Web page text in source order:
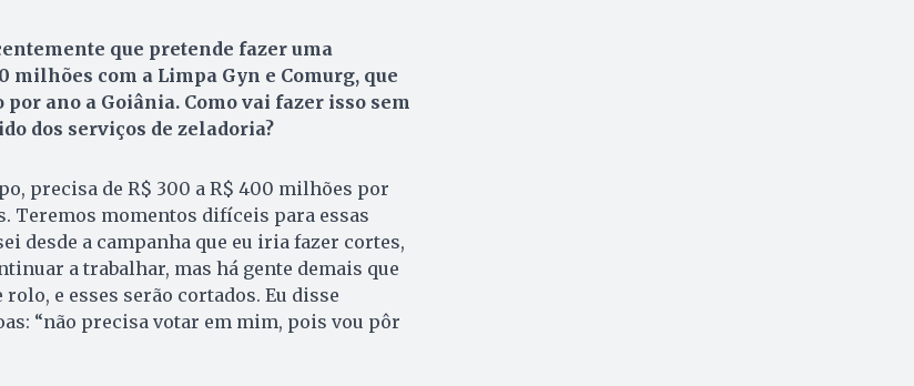
que pretende fazer uma
milhões com a Limpa Gyn e Comurg, que
ano a Goiânia. Como vai fazer isso sem
dos serviços de zeladoria?
precisa de R$ 300 a R$ 400 milhões por
Teremos momentos difíceis para essas
desde a campanha que eu iria fazer cortes,
a trabalhar, mas há gente demais que
e esses serão cortados. Eu disse
“não precisa votar em mim, pois vou pôr